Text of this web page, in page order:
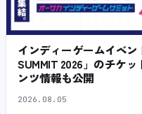
インディーゲームイベン
SUMMIT 2026」のチケ
ンツ情報も公開
2026.08.05